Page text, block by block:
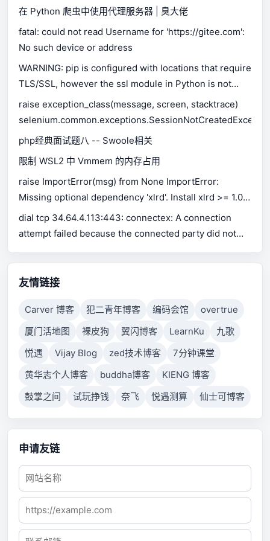
在 Python 爬虫中使用代理服务器 | 臭大佬
fatal: could not read Username for 'https://gitee.com':
No such device or address
WARNING: pip is configured with locations that require
TLS/SSL, however the ssl module in Python is not
available.
raise exception_class(message, screen, stacktrace)
php经典面试题八 -- Swoole相关
限制 WSL2 中 Vmmem 的内存占用
raise ImportError(msg) from None ImportError:
Missing optional dependency 'xlrd'. Install xlrd >= 1.0.0
for Excel support Use pip or conda to install xlrd.
dial tcp 34.64.4.113:443: connectex: A connection
attempt failed because the connected party did not
connection failed because connected host has failed
to respond.
友情链接
Carver 博客 犯二青年博客 编码会馆
overtrue
厦门活地图
裸皮狗 翼闪博客 LearnKu
九歌
悦遇
Vijay Blog zed技术博客
7分钟课堂
黄华志个人博客
buddha博客
KIENG 博客
鼓掌之间
试玩挣钱 奈飞 悦遇测算 仙士可博客
申请友链